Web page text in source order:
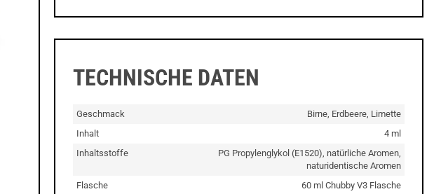
TECHNISCHE DATEN
Geschmack
Birne, Erdbeere, Limette
Inhalt
4 ml
Inhaltsstoffe
PG Propylenglykol (E1520), natürliche Aromen,
naturidentische Aromen
Flasche
60 ml Chubby V3 Flasche